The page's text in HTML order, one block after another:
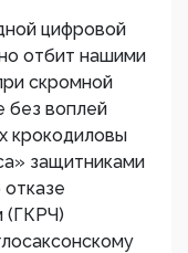
цифровой
отбит нашими
скромной
воплей
крокодиловы
защитниками
(ГКРЧ)